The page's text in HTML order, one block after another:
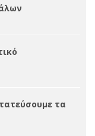
το ακόμα